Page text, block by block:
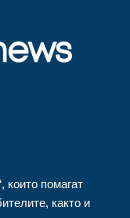
които помагат
както и